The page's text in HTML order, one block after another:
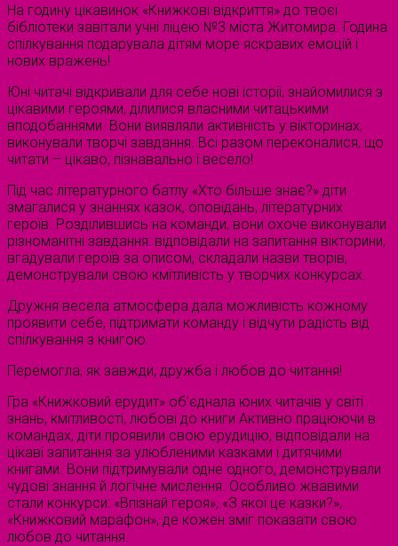
На годину цікавинок «Книжкові відкриття» до твоєї
бібліотеки завітали учні ліцею №3 міста Житомира. Година
спілкування подарувала дітям море яскравих емоцій і
нових вражень!
Юні читачі відкривали для себе нові історії, знайомилися з
цікавими героями, ділилися власними читацькими
вподобаннями. Вони виявляли активність у вікторинах,
виконували творчі завдання. Всі разом переконалися, що
читати – цікаво, пізнавально і весело!
Під час літературного батлу «Хто більше знає?» діти
змагалися у знаннях казок, оповідань, літературних
героїв. Розділившись на команди, вони охоче виконували
різноманітні завдання: відповідали на запитання вікторини,
вгадували героїв за описом, складали назви творів,
демонстрували свою кмітливість у творчих конкурсах.
Дружня весела атмосфера дала можливість кожному
проявити себе, підтримати команду і відчути радість від
спілкування з книгою.
Перемогла, як завжди, дружба і любов до читання!
Гра «Книжковий ерудит» об’єднала юних читачів у світі
знань, кмітливості, любові до книги Активно працюючи в
командах, діти проявили свою ерудицію, відповідали на
цікаві запитання за улюбленими казками і дитячими
книгами. Вони підтримували одне одного, демонстрували
чудові знання й логічне мислення. Особливо жвавими
стали конкурси: «Впізнай героя», «З якої це казки?»,
«Книжковий марафон», де кожен зміг показати свою
любов до читання.